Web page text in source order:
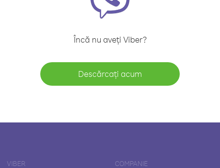
Încă nu aveți Viber?
Descărcați acum
VIBER COMPANIE